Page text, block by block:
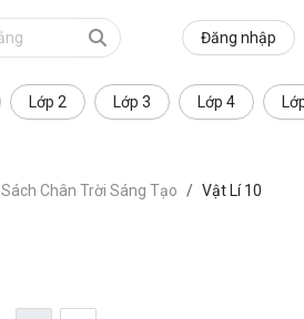
Đăng nhập
Lớp 2 Lớp 3 Lớp 4
Sách Chân Trời Sáng Tạo Vật Lí 10